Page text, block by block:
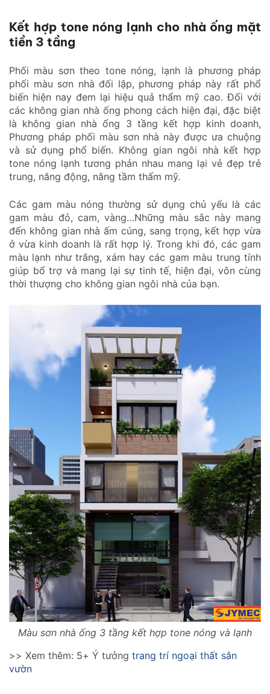
Kết hợp tone nóng lạnh cho nhà ống mặt
tiền 3 tầng
Phối màu sơn theo tone nóng, lạnh là phương pháp
phối màu sơn nhà đối lập, phương pháp này rất phổ
biến hiện nay đem lại hiệu quả thẩm mỹ cao. Đối với
các không gian nhà ống phong cách hiện đại, đặc biệt
là không gian nhà ống 3 tầng kết hợp kinh doanh,
Phương pháp phối màu sơn nhà này được ưa chuộng
và sử dụng phổ biến. Không gian ngôi nhà kết hợp
tone nóng lạnh tương phản nhau mang lại vẻ đẹp trẻ
trung, năng động, nâng tầm thẩm mỹ.
Các gam màu nóng thường sử dụng chủ yếu là các
gam màu đỏ, cam, vàng…Những màu sắc này mang
đến không gian nhà ấm cúng, sang trọng, kết hợp vừa
ở vừa kinh doanh là rất hợp lý. Trong khi đó, các gam
màu lạnh như trắng, xám hay các gam màu trung tính
giúp bổ trợ và mang lại sự tinh tế, hiện đại, vôn cùng
thời thượng cho không gian ngôi nhà của bạn.
Màu sơn nhà ống 3 tầng kết hợp tone nóng và lạnh
>> Xem thêm: 5+ Ý tưởng trang trí ngoại thất sân
vườn